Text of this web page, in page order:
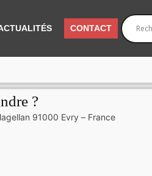
CONTACT
?
91000 Evry – France